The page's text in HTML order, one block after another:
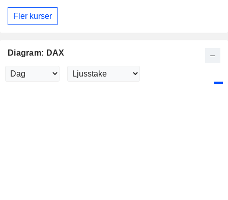
Diagram: DAX
Fler kurser